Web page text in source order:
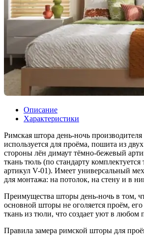
Описание
Характеристики
Римская штора день-ночь
используется для проёма, пошита из
стороны лён димаут тёмно-бежевый
ткань тюль (по стандарту комплектуется
артикул V-01). Имеет универсальный
для монтажа: на потолок, на стену и в
Преимущества шторы день-ночь в том,
основной шторы не оголяется проём, его
ткань из тюли, что создает уют в любом
Правила замера римской шторы для